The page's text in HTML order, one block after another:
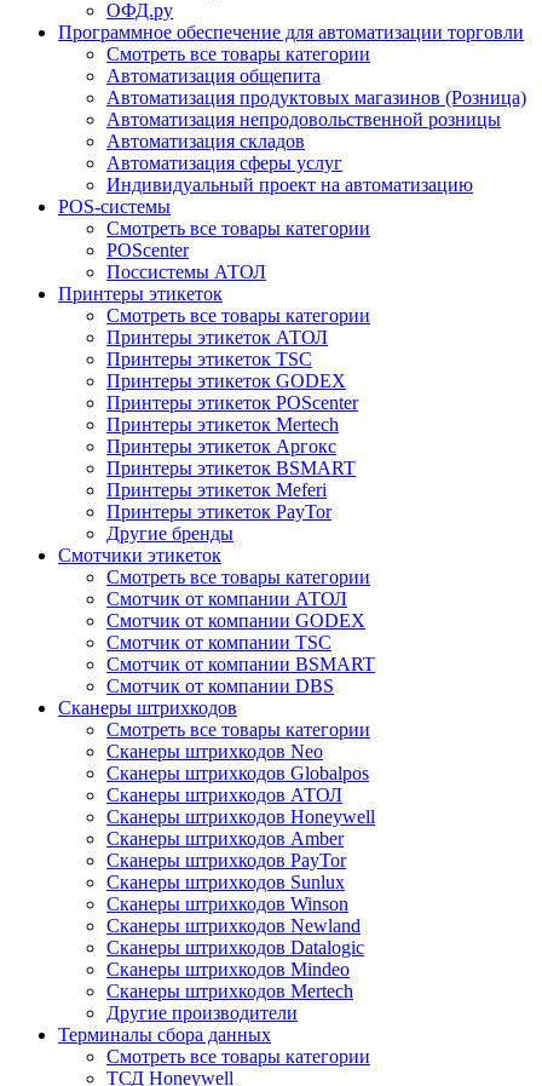
ОФД.ру
Программное обеспечение для автоматизации торговли
Смотреть все товары категории
Автоматизация общепита
Автоматизация продуктовых магазинов (Розница)
Автоматизация непродовольственной розницы
Автоматизация складов
Автоматизация сферы услуг
Индивидуальный проект на автоматизацию
POS-системы
Смотреть все товары категории
POScenter
Поссистемы АТОЛ
Принтеры этикеток
Смотреть все товары категории
Принтеры этикеток АТОЛ
Принтеры этикеток TSC
Принтеры этикеток GODEX
Принтеры этикеток POScenter
Принтеры этикеток Mertech
Принтеры этикеток Аргокс
Принтеры этикеток BSMART
Принтеры этикеток Meferi
Принтеры этикеток PayTor
Другие бренды
Смотчики этикеток
Смотреть все товары категории
Смотчик от компании АТОЛ
Смотчик от компании GODEX
Смотчик от компании TSC
Смотчик от компании BSMART
Смотчик от компании DBS
Сканеры штрихкодов
Смотреть все товары категории
Сканеры штрихкодов Neo
Сканеры штрихкодов Globalpos
Сканеры штрихкодов АТОЛ
Сканеры штрихкодов Honeywell
Сканеры штрихкодов Amber
Сканеры штрихкодов PayTor
Сканеры штрихкодов Sunlux
Сканеры штрихкодов Winson
Сканеры штрихкодов Newland
Сканеры штрихкодов Datalogic
Сканеры штрихкодов Mindeo
Сканеры штрихкодов Mertech
Другие производители
Терминалы сбора данных
Смотреть все товары категории
ТСД Honeywell